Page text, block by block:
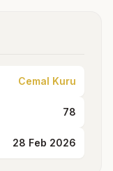
Cemal Kuru
78
28 Feb 2026